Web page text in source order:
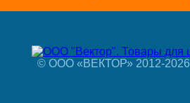
© ООО «ВЕКТОР» 2012-2026